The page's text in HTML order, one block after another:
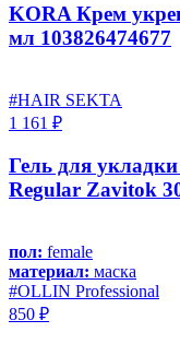
KORA Крем
мл 103826474677
#HAIR SEKTA
1 161 ₽
Гель для
Regular Zavitok
пол: female
материал: маска
#OLLIN Professional
850 ₽